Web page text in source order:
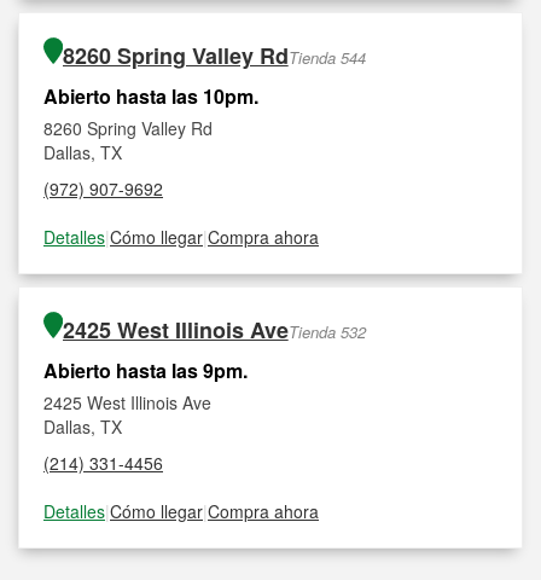
8260 Spring Valley RdTienda 544
Abierto hasta las 10pm.
8260 Spring Valley Rd
Dallas, TX
(972) 907-9692
Detalles|Cómo llegar|Compra ahora
2425 West Illinois AveTienda 532
Abierto hasta las 9pm.
2425 West Illinois Ave
Dallas, TX
(214) 331-4456
Detalles|Cómo llegar|Compra ahora